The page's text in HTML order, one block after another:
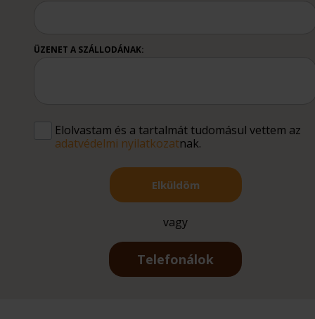
ÜZENET A SZÁLLODÁNAK:
Elolvastam és a tartalmát tudomásul vettem az
adatvédelmi nyilatkozatnak.
Elküldöm
vagy
Telefonálok